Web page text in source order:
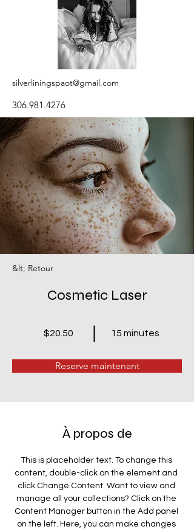
silverliningspaot@gmail.com
306.981.4276
&lt; Retour
Cosmetic Laser
$20.50 15 minutes
Reserve maintenant
À propos de
This is placeholder text. To change this
content, double-click on the element and
click Change Content. Want to view and
manage all your collections? Click on the
Content Manager button in the Add panel
on the left. Here, you can make changes